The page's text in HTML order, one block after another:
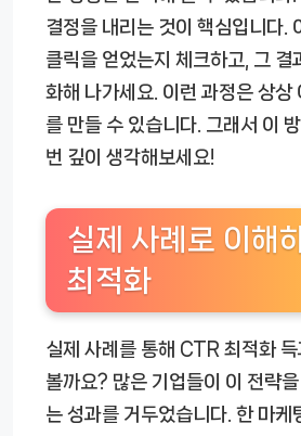
결정을 내리는 것이 핵심입니다.
클릭을 얻었는지 체크하고, 그 결
화해 나가세요. 이런 과정은 상상
를 만들 수 있습니다. 그래서 이
번 깊이 생각해보세요!
실제 사례로 이해
최적화
실제 사례를 통해 CTR 최적화 득
볼까요? 많은 기업들이 이 전략
는 성과를 거두었습니다. 한 마케